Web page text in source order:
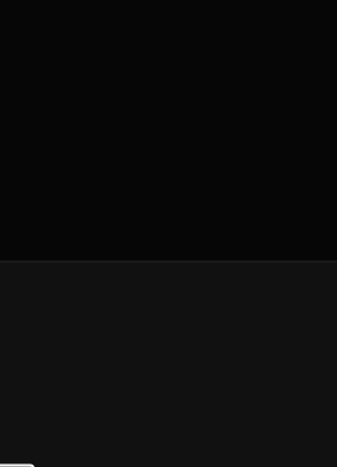
cuidadas que destacan la